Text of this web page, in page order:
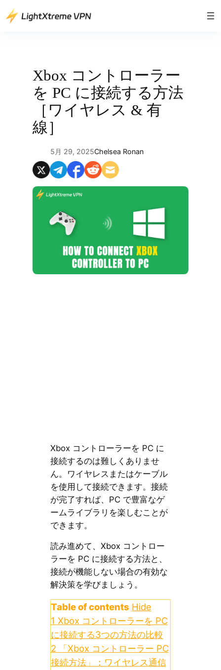
容
Xbox コントローラー
を PC に接続する方法
［ワイヤレス & 有
線］
5月 29, 2025Chelsea Ronan
Xbox コントローラーを PC に
接続するのは難しくありませ
ん。ワイヤレスまたはケーブル
を使用して接続できます。接続
が完了すれば、PC で豊富なゲ
ームライブラリを楽しむことが
できます。
読み進めて、Xbox コントロー
ラーを PC に接続する方法と、
接続が機能しない場合の有効な
解決策を学びましょう。
Table of contents Hide
1 Xbox コントローラーを PC
に接続する3つの方法の比較
2
「Xbox コントローラー PC
接続方法」：ワイヤレス通信